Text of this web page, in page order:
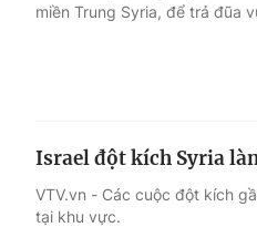
miền Trung Syria, để trả đũa
Israel đột kích Syria
VTV.vn - Các cuộc đột kích
tại khu vực.